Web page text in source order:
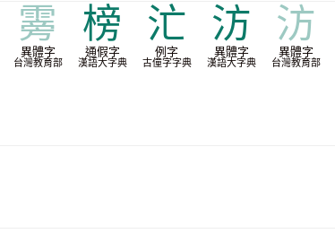
䨦
異體字
台灣教育部
榜
通假字
漢語大字典
汒
例字
古僮字字典
汸
異體字
漢語大字典
汸
異體字
台灣教育部